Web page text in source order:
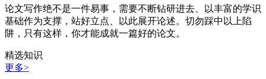
论文写作绝不是一件易事，需要不断钻研进去、以丰富的学识
基础作为支撑，站好立点、以此展开论述。切勿踩中以上陷
阱，只有这样，你才能成就一篇好的论文。
精选知识
更多>